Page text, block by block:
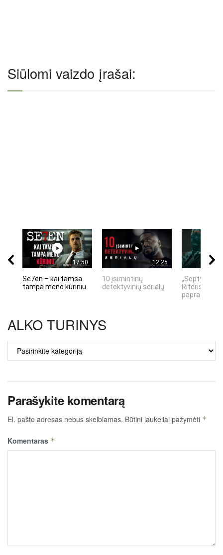
Siūlomi vaizdo įrašai:
17:50
Se7en – kai tamsa
tampa meno kūriniu
12:25
10 įsimintinų
detektyvinių serialų
„Septynių
Riteris" – kai
ALKO TURINYS
TURINYS
Parašykite komentarą
El. pašto adresas nebus skelbiamas. Būtini laukeliai pažymėti *
Komentaras *